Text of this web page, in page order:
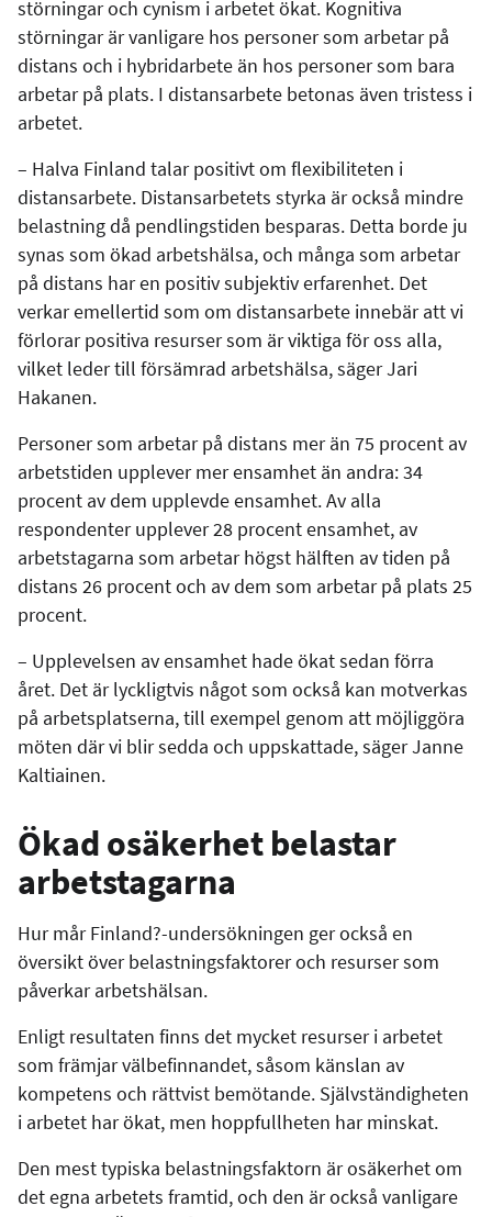
störningar och cynism i arbetet ökat. Kognitiva
störningar är vanligare hos personer som arbetar på
distans och i hybridarbete än hos personer som bara
arbetar på plats. I distansarbete betonas även tristess i
arbetet.
– Halva Finland talar positivt om flexibiliteten i
distansarbete. Distansarbetets styrka är också mindre
belastning då pendlingstiden besparas. Detta borde ju
synas som ökad arbetshälsa, och många som arbetar
på distans har en positiv subjektiv erfarenhet. Det
verkar emellertid som om distansarbete innebär att vi
förlorar positiva resurser som är viktiga för oss alla,
vilket leder till försämrad arbetshälsa, säger Jari
Hakanen.
Personer som arbetar på distans mer än 75 procent av
arbetstiden upplever mer ensamhet än andra: 34
procent av dem upplevde ensamhet. Av alla
respondenter upplever 28 procent ensamhet, av
arbetstagarna som arbetar högst hälften av tiden på
distans 26 procent och av dem som arbetar på plats 25
procent.
– Upplevelsen av ensamhet hade ökat sedan förra
året. Det är lyckligtvis något som också kan motverkas
på arbetsplatserna, till exempel genom att möjliggöra
möten där vi blir sedda och uppskattade, säger Janne
Kaltiainen.
Ökad osäkerhet belastar
arbetstagarna
Hur mår Finland?-undersökningen ger också en
översikt över belastningsfaktorer och resurser som
påverkar arbetshälsan.
Enligt resultaten finns det mycket resurser i arbetet
som främjar välbefinnandet, såsom känslan av
kompetens och rättvist bemötande. Självständigheten
i arbetet har ökat, men hoppfullheten har minskat.
Den mest typiska belastningsfaktorn är osäkerhet om
det egna arbetets framtid, och den är också vanligare